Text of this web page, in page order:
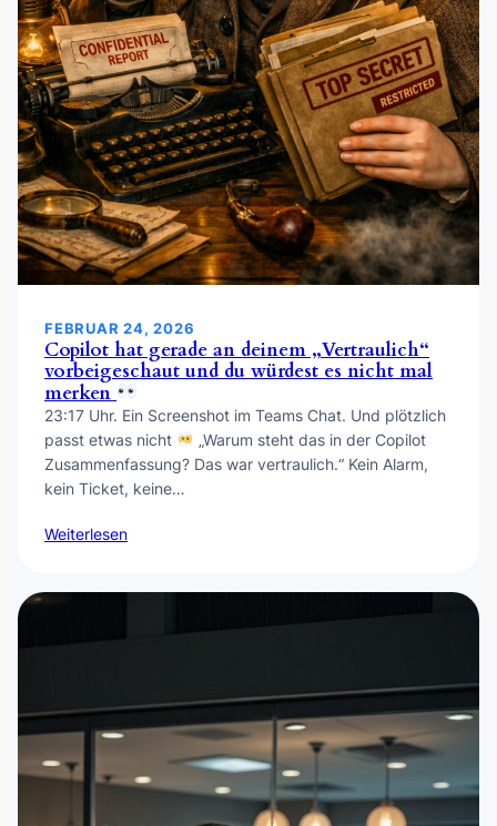
FEBRUAR 24, 2026
Copilot hat gerade an deinem „Vertraulich“
vorbeigeschaut und du würdest es nicht mal
merken
23:17 Uhr. Ein Screenshot im Teams Chat. Und plötzlich
passt etwas nicht
„Warum steht das in der Copilot
Zusammenfassung? Das war vertraulich.“ Kein Alarm,
kein Ticket, keine…
Weiterlesen